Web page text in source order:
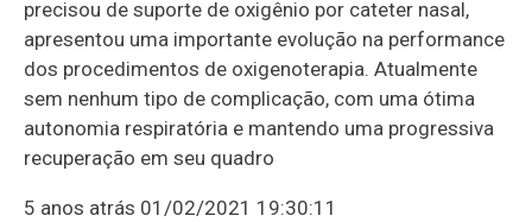
precisou de suporte de oxigênio por cateter nasal,
apresentou uma importante evolução na performance
dos procedimentos de oxigenoterapia. Atualmente
sem nenhum tipo de complicação, com uma ótima
autonomia respiratória e mantendo uma progressiva
recuperação em seu quadro
5 anos atrás 01/02/2021 19:30:11